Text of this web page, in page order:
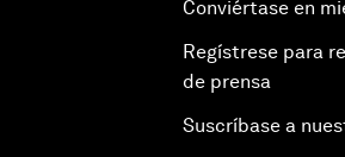
Conviértase en
Regístrese para
de prensa
Suscríbase a